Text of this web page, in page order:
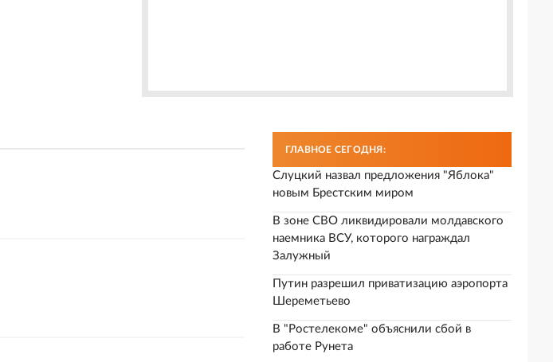
ГЛАВНОЕ СЕГОДНЯ:
Слуцкий назвал предложения "Яблока"
новым Брестским миром
В зоне СВО ликвидировали молдавского
наемника ВСУ, которого награждал
Залужный
Путин разрешил приватизацию аэропорта
Шереметьево
В "Ростелекоме" объяснили сбой в
работе Рунета